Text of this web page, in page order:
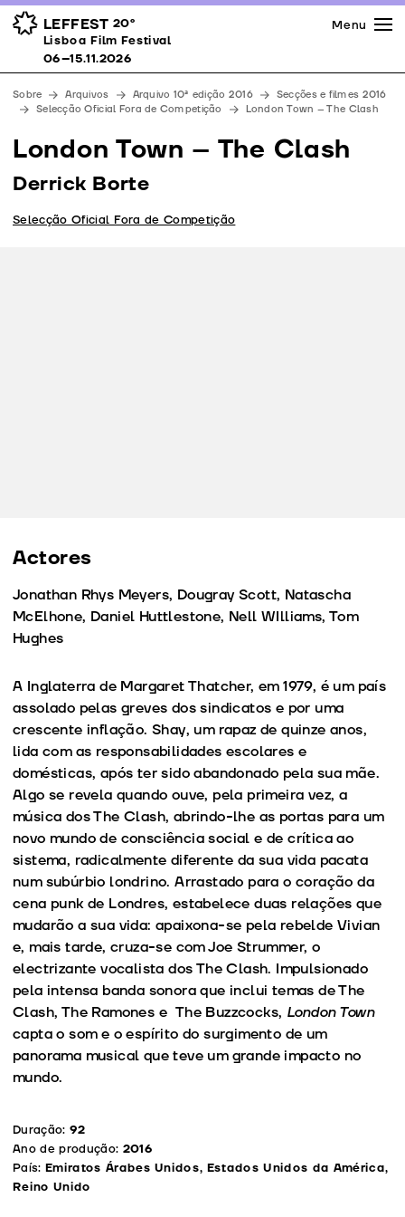
LEFFEST 20º
Lisboa Film Festival 06–15.11.2026
Prémios
Espaços
Apoios
Equipa
Downloads
Contactos
Menu
Lisboa Film Festival
06–15.11.2026
Sobre Arquivos Arquivo 10ª edição 2016
Secções e filmes 2016
Selecção Oficial Fora de Competição
London Town – The Clash
London Town – The Clash
Derrick Borte
Selecção Oficial Fora de Competição
Actores
Jonathan Rhys Meyers, Dougray Scott, Natascha
McElhone, Daniel Huttlestone, Nell WIlliams, Tom
Hughes
A Inglaterra de Margaret Thatcher, em 1979, é um país
assolado pelas greves dos sindicatos e por uma
crescente inflação. Shay, um rapaz de quinze anos,
lida com as responsabilidades escolares e
domésticas, após ter sido abandonado pela sua mãe.
Algo se revela quando ouve, pela primeira vez, a
música dos The Clash, abrindo-lhe as portas para um
novo mundo de consciência social e de crítica ao
sistema, radicalmente diferente da sua vida pacata
num subúrbio londrino. Arrastado para o coração da
cena punk de Londres, estabelece duas relações que
mudarão a sua vida: apaixona-se pela rebelde Vivian
e, mais tarde, cruza-se com Joe Strummer, o
electrizante vocalista dos The Clash. Impulsionado
pela intensa banda sonora que inclui temas de The
Clash, The Ramones e The Buzzcocks, London Town
capta o som e o espírito do surgimento de um
panorama musical que teve um grande impacto no
mundo.
Duração: 92
Ano de produção: 2016
País: Emiratos Árabes Unidos, Estados Unidos da América,
Reino Unido